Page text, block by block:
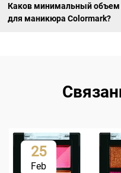
Каков минимальный объем
для маникюра Colormark?
25
Feb